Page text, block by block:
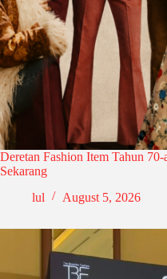
Deretan Fashion Item Tahun
Sekarang
lul
August 5, 2026